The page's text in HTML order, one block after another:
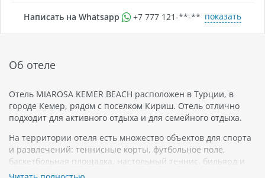
Написать на Whatsapp +7 777 121-**-** показать
Об отеле
Отель MIAROSA KEMER BEACH расположен в Турции, в
городе Кемер, рядом с поселком Кириш. Отель отлично
подходит для активного отдыха и для семейного отдыха.
На территории отеля есть множество объектов для спорта
и развлечений: теннисные корты, футбольное поле,
баскетбольная площадка, настольный теннис, бильярд и
многое другое. Для любителей водных развлечений есть